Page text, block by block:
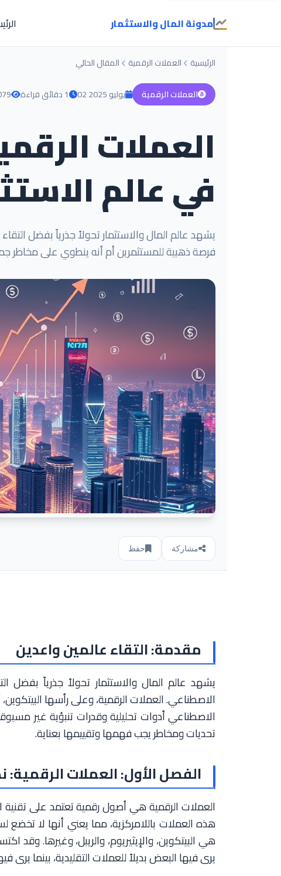
مدونة المال والاستثمار
الرئيسية العملات الرقمية المقال الحالي
العملات الرقمية 02 يوليو 2025 1 دقائق قراءة
العملات
في عالم
يشهد عالم المال والاستثمار تحولاً جذرياً بفضل
فرصة ذهبية للمستثمرين أم أنه ينطوي على مخاطر
مشاركة حفظ
مقدمة: التقاء عالمين واعدين
يشهد عالم المال والاستثمار تحولاً جذرياً بفضل
الاصطناعي. العملات الرقمية، وعلى رأسها
الاصطناعي أدوات تحليلية وقدرات تنبؤية غير
تحديات ومخاطر يجب فهمها وتقييمها بعناية.
الفصل الأول: العملات الرقمية:
العملات الرقمية هي أصول رقمية تعتمد على
هذه العملات باللامركزية، مما يعني أنها لا
هي البيتكوين، والإيثيريوم، والريبل، وغيرها. وقد
يرى فيها البعض بديلاً للعملات التقليدية، بينما يرى